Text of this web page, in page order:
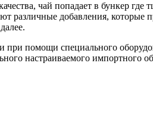
чай попадает в бункер где
различные добавления,
помощи специального
настраиваемого импортного